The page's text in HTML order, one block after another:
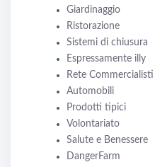
Giardinaggio
Ristorazione
Sistemi di chiusura
Espressamente illy
Rete Commercialisti
Automobili
Prodotti tipici
Volontariato
Salute e Benessere
DangerFarm